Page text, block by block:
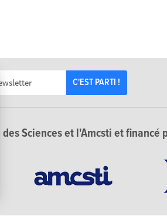
C'EST PARTI !
Sciences et l'Amcsti et financé